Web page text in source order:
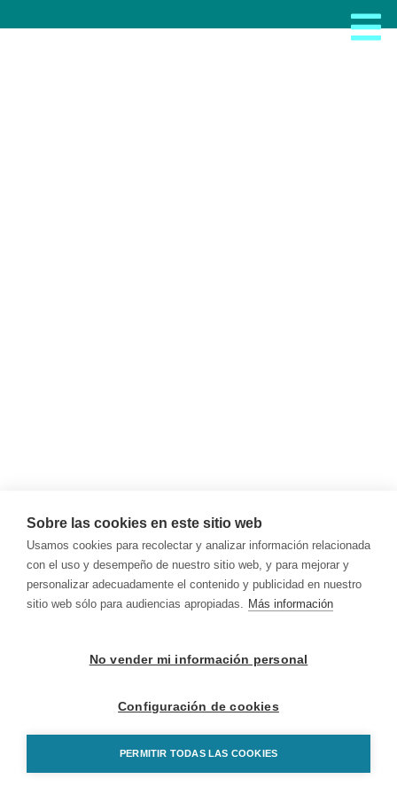
Sobre las cookies en este sitio web
Usamos cookies para recolectar y analizar información relacionada
con el uso y desempeño de nuestro sitio web, y para mejorar y
personalizar adecuadamente el contenido y publicidad en nuestro
sitio web sólo para audiencias apropiadas. Más información
No vender mi información personal
Configuración de cookies
PERMITIR TODAS LAS COOKIES